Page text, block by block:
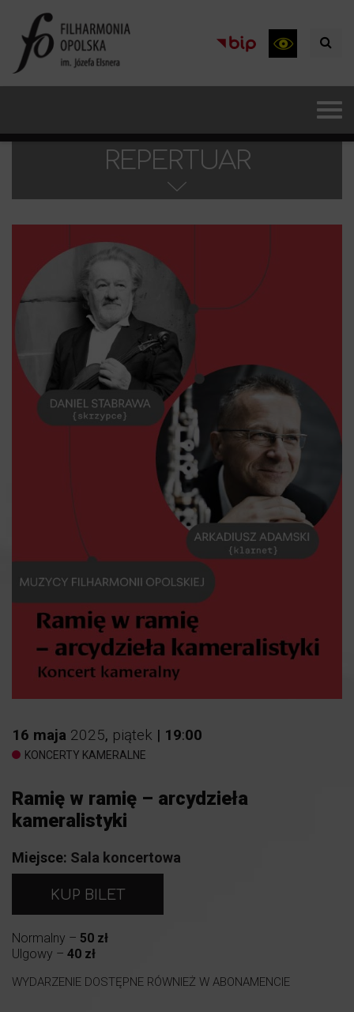
REPERTUAR
16 maja 2025, piątek | 19:00
KONCERTY KAMERALNE
Ramię w ramię – arcydzieła
kameralistyki
Miejsce: Sala koncertowa
KUP BILET
Normalny – 50 zł
Ulgowy – 40 zł
WYDARZENIE DOSTĘPNE RÓWNIEŻ W ABONAMENCIE